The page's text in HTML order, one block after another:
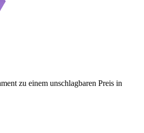
zu einem unschlagbaren Preis in